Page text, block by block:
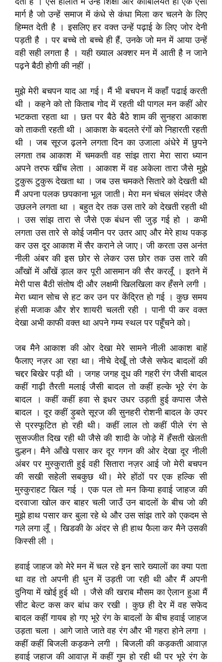
मार्ग है जो उन्हें समाज में कंधे से कंधा मिला कर चलने के लिए
हिम्मत देती है । इसलिए हर वक्त उन्हें पढ़ाई के लिए जोर देनी
पड़ती है । पर बच्चे तो बच्चे ही हैं, उनके जो मन में आया उन्हें
वही सही लगता है । यही ख्याल अक्शर मन में आती है न जाने
पढ़ने बैठी होगी की नहीं ।
मुझे मेरी बचपन याद आ गई। मैं भी बचपन में कहाँ पढाई करती
थी । कहने को तो किताब गोद में रहती थी पागल मन कहीं ओर
भटकता रहता था । छत पर बैठे बैठे शाम की सुनहरा आकाश
को ताकती रहती थी । आकाश के बदलते रंगों को निहारती रहती
थी । जब सूरज ढ़लने लगता दिन का उजाला अंधेरे में छुपने
लगता तब आकाश में चमकती वह सांझ तारा मेरा सारा ध्यान
अपने तरफ खींच लेता । आकाश में वह अकेला तारा जैसे मुझे
टुकुरू टुकुरू देखता था । जब उस चमकते सितारे को देखती थी
मैं अपना पलक छपकाना भूल जाती। मेरा मन चंचल संमंदर जैसे
उछलने लगता था । बहुत देर तक उस तारे को देखती रहती थी
। उस सांझ तारा से जैसे एक बंधन सी जुड़ गई हो । कभी
लगता उस तारे से कोई जमीन पर उतर आए और मेरे हाथ पकड़
कर उस दूर आकाश में सैर कराने ले जाए। जी करता उस अनंत
नीली अंबर की इस छोर से लेकर उस छोर तक उस तारे की
आँखों में आँखें ड़ाल कर पूरी आसमान की सैर करलूँ । इतने में
मेरी पास बैठी संतोष दी और लक्षमी खिलखिला कर हँसने लगी ।
मेरा ध्यान सोच से हट कर उन पर केंद्रित हो गई । कुछ समय
हंसी मजाक और शेर शायरी चलती रही । पानी पी कर वक्त
देखा अभी काफी वक्त था अपने गम्य स्थल पर पहूँचने को।
जब मैने आकाश की ओर देखा मेरे सामने नीली आकाश बाहें
फैलाए नज़र आ रहा था। नीचे देखूँ तो जैसे सफेद बादलों की
चद्दर बिखेर पड़ी थी । जगह जगह दूध की गहरी रंग जैसी बादल
कहीं गाढ़ी तैरती मलाई जैसी बादल तो कहीं हल्के भूरे रंग के
बादल । कहीं कहीं हवा से इधर उधर उड़ती हुई कपास जैसे
बादल । दूर कहीं ड़ुबते सूरज की सुनहरी रोशनी बादल के उपर
से प्रस्फूटित हो रही थी। कहीं लाल तो कहीं पीले रंग से
सुसज्जीत दिख रही थी जैसे की शादी के जोड़े में हँसती खेलती
दुल्हन। मैने आँखे पसार कर दूर गगन की ओर देखा दूर नीली
अंबर पर मुस्कुराती हुई वही सितारा नज़र आई जो मेरी बचपन
की सखी सहेली सबकुछ थी। मेरे होंठों पर एक हल्कि सी
मुस्कुराहट खिल गई । एक पल तो मन किया हवाई जाहज की
दरवाजा खोल कर बाहर चली जाउँ उन बादलों के बीच जो की
मुझे हाथ पसार कर बुला रहे थे और उस सांझ तारे को एकदम से
गले लगा लूँ । खिडकी के अंदर से ही हाथ फैला कर मैने उसकी
किस्सी ली ।
हवाई जाहज को मेरे मन में चल रहे इन सारे ख्यालों का क्या पता
था वह तो अपनी ही धुन में उड़ती जा रही थी और मैं अपनी
दुनिया में खोई हुई थी । जैसे की खराब मौसम का ऐलान हुआ मैं
सीट बेल्ट कस कर बांध कर रखी । कुछ ही देर में वह सफेद
बादल कहीं गायब हो गए भूरे रंग के बादलों के बीच हवाई जाहज
उड़ता चला । आगे जाते जाते वह रंग और भी गहरा होने लगा ।
कहीं कहीं बिजली कड़कने लगी । बिजली की कड़कती आवाज़
हवाई जहाज की आवाज़ में कहीं गुम हो रही थी पर भूरे रंग के